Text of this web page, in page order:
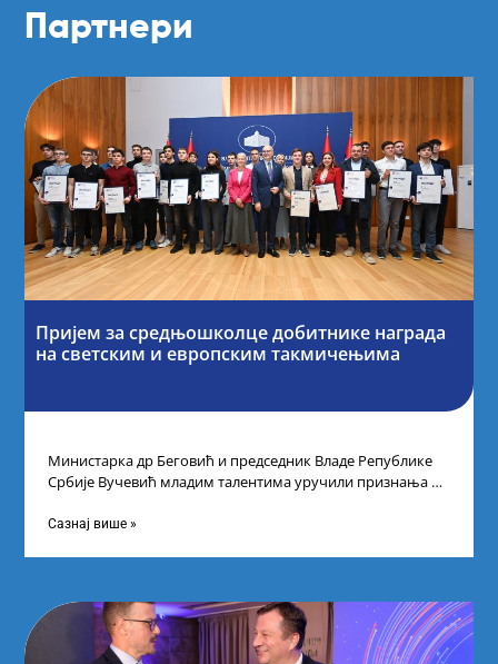
Партнери
Пријем за средњошколце добитнике награда
на светским и европским такмичењима
Министарка др Беговић и председник Владе Републике
Србије Вучевић младим талентима уручили признања У
Сазнај више »